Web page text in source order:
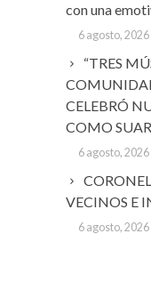
con una
6 agosto, 2026
“TRES
CELEBRÓ
COMO
6 agosto, 2026
VECINOS E
6 agosto, 2026